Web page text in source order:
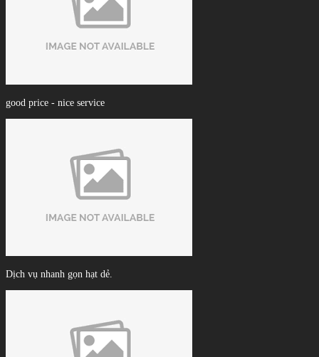
good price - nice service
Dịch vụ nhanh gọn hạt dẻ.